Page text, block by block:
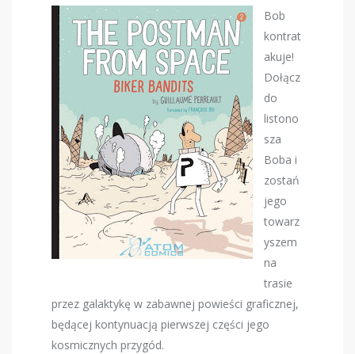
Bob
kontrat
akuje!
Dołącz
do
listono
sza
Boba i
zostań
jego
towarz
yszem
na
trasie
przez galaktykę w zabawnej powieści graficznej,
będącej kontynuacją pierwszej części jego
kosmicznych przygód.